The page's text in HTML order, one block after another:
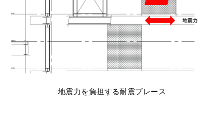
地震力を負担する耐震ブレース